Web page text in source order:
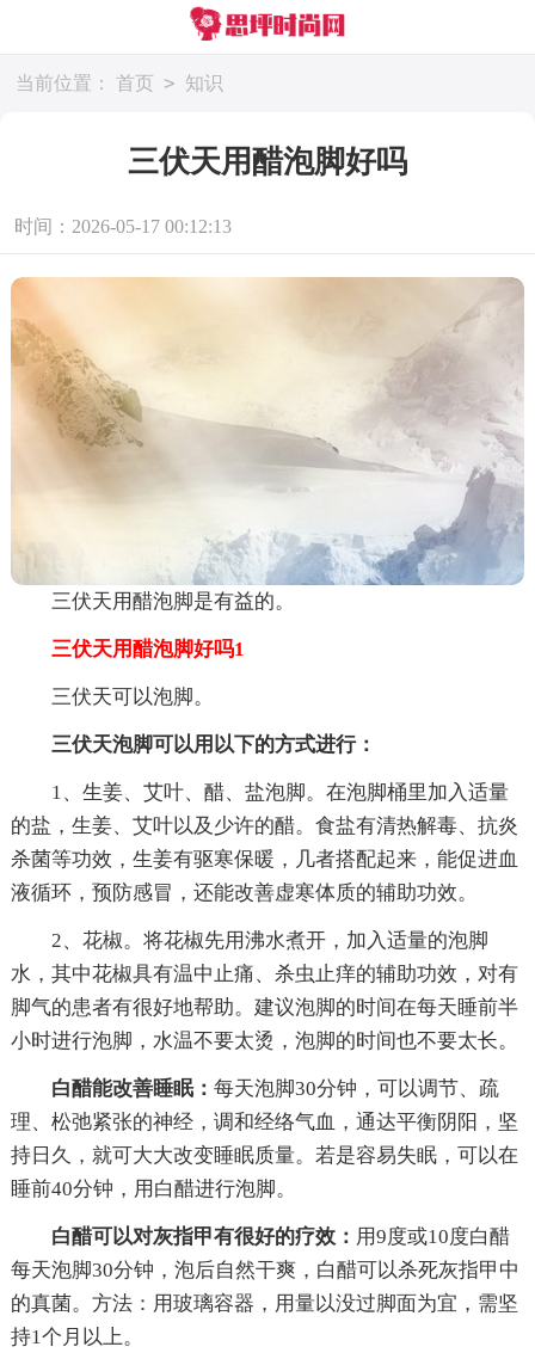
当前位置： 首页 > 知识
三伏天用醋泡脚好吗
时间：2026-05-17 00:12:13
三伏天用醋泡脚是有益的。
三伏天用醋泡脚好吗1
三伏天可以泡脚。
三伏天泡脚可以用以下的方式进行：
1、生姜、艾叶、醋、盐泡脚。在泡脚桶里加入适量
的盐，生姜、艾叶以及少许的醋。食盐有清热解毒、抗炎
杀菌等功效，生姜有驱寒保暖，几者搭配起来，能促进血
液循环，预防感冒，还能改善虚寒体质的辅助功效。
2、花椒。将花椒先用沸水煮开，加入适量的泡脚
水，其中花椒具有温中止痛、杀虫止痒的辅助功效，对有
脚气的患者有很好地帮助。建议泡脚的时间在每天睡前半
小时进行泡脚，水温不要太烫，泡脚的时间也不要太长。
白醋能改善睡眠： 每天泡脚30分钟，可以调节、疏
理、松弛紧张的神经，调和经络气血，通达平衡阴阳，坚
持日久，就可大大改变睡眠质量。若是容易失眠，可以在
睡前40分钟，用白醋进行泡脚。
白醋可以对灰指甲有很好的疗效： 用9度或10度白醋
每天泡脚30分钟，泡后自然干爽，白醋可以杀死灰指甲中
的真菌。方法：用玻璃容器，用量以没过脚面为宜，需坚
持1个月以上。